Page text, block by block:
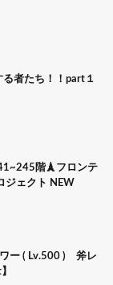
る者たち！！part１
階🗼フロンテ
ジェクト NEW
ワー ( Lv.500 ) 斧レ